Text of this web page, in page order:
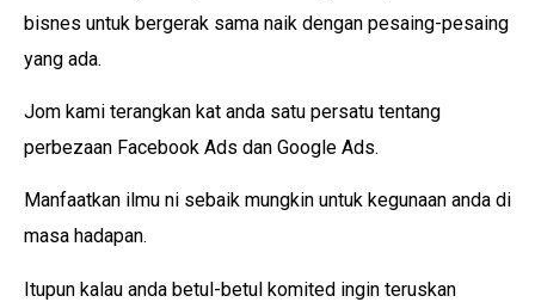
bisnes untuk bergerak sama naik dengan pesaing-pesaing
yang ada.
Jom kami terangkan kat anda satu persatu tentang
perbezaan Facebook Ads dan Google Ads.
Manfaatkan ilmu ni sebaik mungkin untuk kegunaan anda di
masa hadapan.
Itupun kalau anda betul-betul komited ingin teruskan